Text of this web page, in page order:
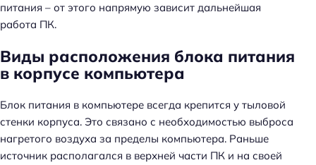
питания – от этого напрямую зависит дальнейшая
работа ПК.
Виды расположения блока питания
в корпусе компьютера
Блок питания в компьютере всегда крепится у тыловой
стенки корпуса. Это связано с необходимостью выброса
нагретого воздуха за пределы компьютера. Раньше
источник располагался в верхней части ПК и на своей